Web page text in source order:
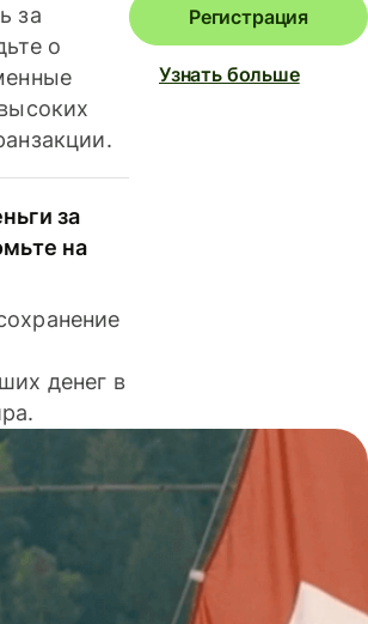
за
о
за
на
денег в
Регистрация
Узнать больше